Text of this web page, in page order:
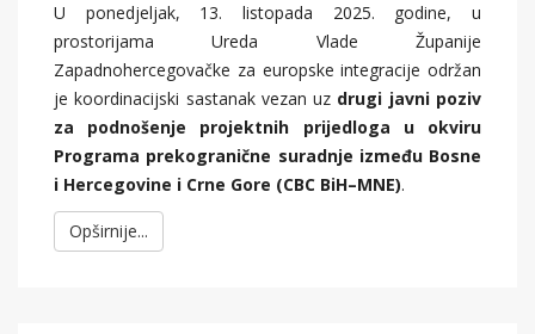
U ponedjeljak, 13. listopada 2025. godine, u
prostorijama Ureda Vlade Županije
Zapadnohercegovačke za europske integracije održan
je koordinacijski sastanak vezan uz drugi javni poziv
za podnošenje projektnih prijedloga u okviru
Programa prekogranične suradnje između Bosne
i Hercegovine i Crne Gore (CBC BiH–MNE).
Opširnije...